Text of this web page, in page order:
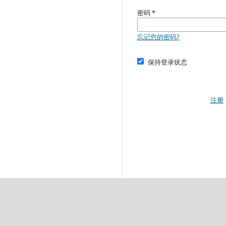
密码*
忘记您的密码?
保持登录状态
注册